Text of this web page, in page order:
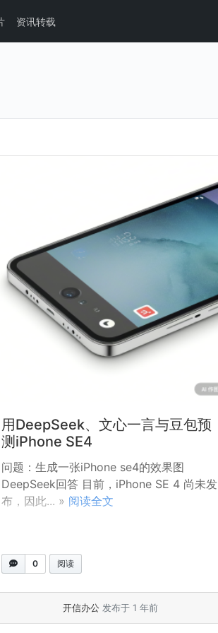
资讯转载
用DeepSeek、文心一言与豆包预
测iPhone SE4
问题：生成一张iPhone se4的效果图
DeepSeek回答 目前，iPhone SE 4 尚未发
布，因此... » 阅读全文
0 阅读
开信办公 发布于 1 年前